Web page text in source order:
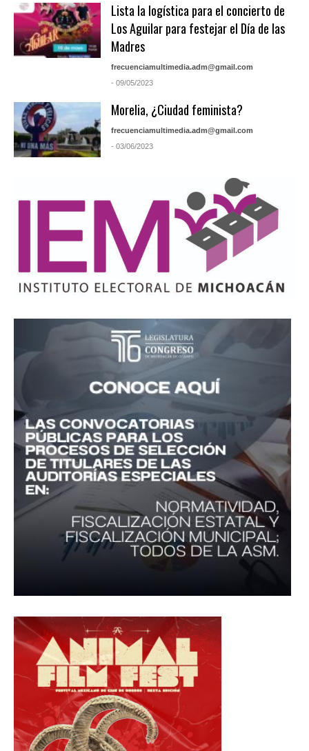
Lista la logística para el concierto de
Los Aguilar para festejar el Día de las
Madres
frecuenciamultimedia.adm@gmail.com
- 09/05/2023
Morelia, ¿Ciudad feminista?
frecuenciamultimedia.adm@gmail.com
- 03/06/2023